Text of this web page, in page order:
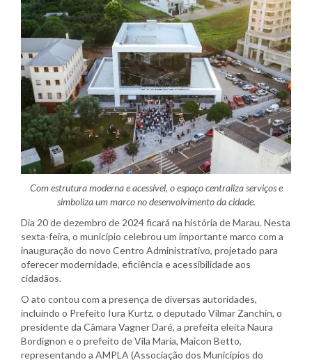
Com estrutura moderna e acessível, o espaço centraliza serviços e
simboliza um marco no desenvolvimento da cidade.
Dia 20 de dezembro de 2024 ficará na história de Marau. Nesta
sexta-feira, o município celebrou um importante marco com a
inauguração do novo Centro Administrativo, projetado para
oferecer modernidade, eficiência e acessibilidade aos
cidadãos.
O ato contou com a presença de diversas autoridades,
incluindo o Prefeito Iura Kurtz, o deputado Vilmar Zanchin, o
presidente da Câmara Vagner Daré, a prefeita eleita Naura
Bordignon e o prefeito de Vila Maria, Maicon Betto,
representando a AMPLA (Associação dos Municípios do